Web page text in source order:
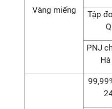
Vàng miếng
Tập
PNJ